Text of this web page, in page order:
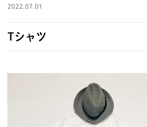
2022.07.01
Tシャツ